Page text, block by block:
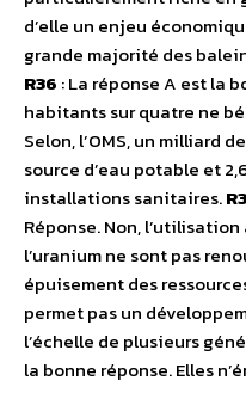
d’elle un enjeu
grande majorité des
R36 : La réponse A est la
habitants sur quatre ne
Selon, l’OMS, un milliard
source d’eau potable et
installations sanitaires.
Réponse. Non,
l’uranium ne sont pas
épuisement des
permet pas un
l’échelle de plusieurs
la bonne réponse. Elles